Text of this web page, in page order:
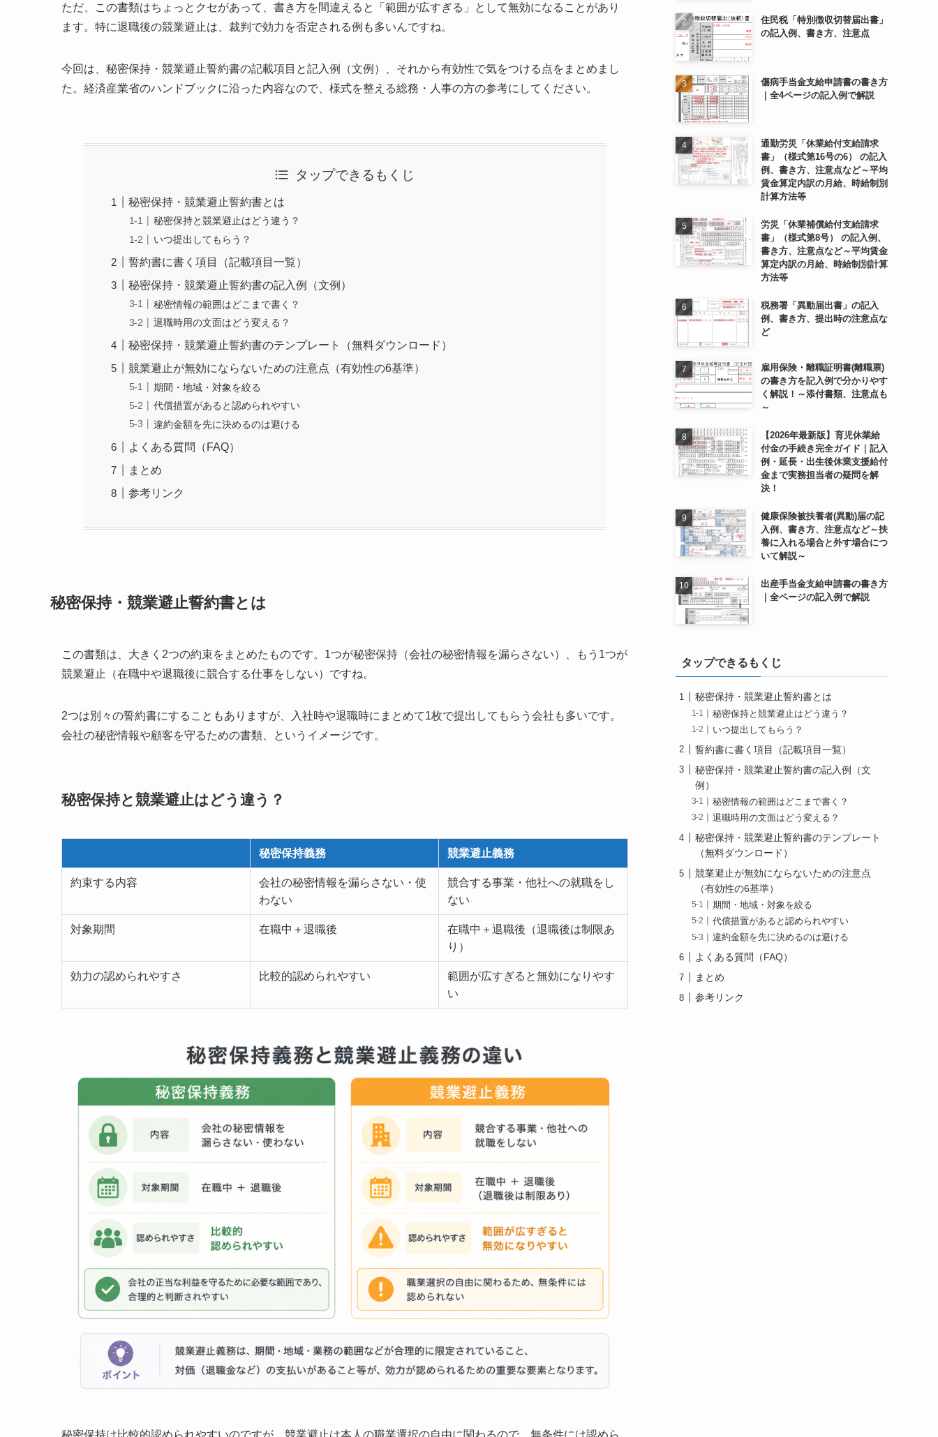
ただ、この書類はちょっとクセがあって、書き方を間違えると「範囲が広すぎる」として無効になることがあり
ます。特に退職後の競業避止は、裁判で効力を否定される例も多いんですね。
今回は、秘密保持・競業避止誓約書の記載項目と記入例（文例）、それから有効性で気をつける点をまとめまし
た。経済産業省のハンドブックに沿った内容なので、様式を整える総務・人事の方の参考にしてください。
タップできるもくじ
秘密保持・競業避止誓約書とは
秘密保持と競業避止はどう違う？
いつ提出してもらう？
誓約書に書く項目（記載項目一覧）
秘密保持・競業避止誓約書の記入例（文例）
秘密情報の範囲はどこまで書く？
退職時用の文面はどう変える？
秘密保持・競業避止誓約書のテンプレート（無料ダウンロード）
競業避止が無効にならないための注意点（有効性の6基準）
期間・地域・対象を絞る
代償措置があると認められやすい
違約金額を先に決めるのは避ける
よくある質問（FAQ）
まとめ
参考リンク
秘密保持・競業避止誓約書とは
この書類は、大きく2つの約束をまとめたものです。1つが秘密保持（会社の秘密情報を漏らさない）、もう1つが
競業避止（在職中や退職後に競合する仕事をしない）ですね。
2つは別々の誓約書にすることもありますが、入社時や退職時にまとめて1枚で提出してもらう会社も多いです。
会社の秘密情報や顧客を守るための書類、というイメージです。
秘密保持と競業避止はどう違う？
秘密保持義務 競業避止義務
約束する内容
会社の秘密情報を漏らさない・使
わない
競合する事業・他社への就職をし
ない
対象期間 在職中＋退職後
在職中＋退職後（退職後は制限あ
り）
効力の認められやすさ 比較的認められやすい
範囲が広すぎると無効になりやす
い
住民税「特別徴収切替届出書」
の記入例、書き方、注意点
傷病手当金支給申請書の書き方
｜全4ページの記入例で解説
通勤労災「休業給付支給請求
書」（様式第16号の6） の記入
例、書き方、注意点など～平均
賃金算定内訳の月給、時給制別
計算方法等
労災「休業補償給付支給請求
書」（様式第8号） の記入例、
書き方、注意点など～平均賃金
算定内訳の月給、時給制別計算
方法等
税務署「異動届出書」の記入
例、書き方、提出時の注意点な
ど
雇用保険・離職証明書(離職票)
の書き方を記入例で分かりやす
く解説！～添付書類、注意点も
～
【2026年最新版】育児休業給
付金の手続き完全ガイド｜記入
例・延長・出生後休業支援給付
金まで実務担当者の疑問を解
決！
健康保険被扶養者(異動)届の記
入例、書き方、注意点など～扶
養に入れる場合と外す場合につ
いて解説～
出産手当金支給申請書の書き方
｜全ページの記入例で解説
タップできるもくじ
秘密保持・競業避止誓約書とは
秘密保持と競業避止はどう違う？
いつ提出してもらう？
誓約書に書く項目（記載項目一覧）
秘密保持・競業避止誓約書の記入例（文
例）
秘密情報の範囲はどこまで書く？
退職時用の文面はどう変える？
秘密保持・競業避止誓約書のテンプレート
（無料ダウンロード）
競業避止が無効にならないための注意点
（有効性の6基準）
期間・地域・対象を絞る
代償措置があると認められやすい
違約金額を先に決めるのは避ける
よくある質問（FAQ）
まとめ
参考リンク